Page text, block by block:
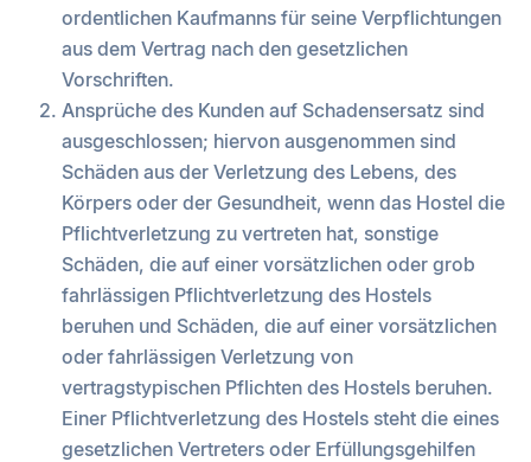
ordentlichen Kaufmanns für seine Verpflichtungen
aus dem Vertrag nach den gesetzlichen
Vorschriften.
Ansprüche des Kunden auf Schadensersatz sind
ausgeschlossen; hiervon ausgenommen sind
Schäden aus der Verletzung des Lebens, des
Körpers oder der Gesundheit, wenn das Hostel die
Pflichtverletzung zu vertreten hat, sonstige
Schäden, die auf einer vorsätzlichen oder grob
fahrlässigen Pflichtverletzung des Hostels
beruhen und Schäden, die auf einer vorsätzlichen
oder fahrlässigen Verletzung von
vertragstypischen Pflichten des Hostels beruhen.
Einer Pflichtverletzung des Hostels steht die eines
gesetzlichen Vertreters oder Erfüllungsgehilfen